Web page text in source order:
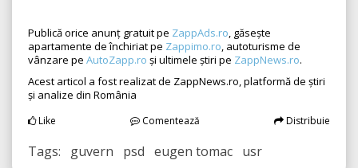
Publică orice anunț gratuit pe ZappAds.ro, găsește
apartamente de închiriat pe Zappimo.ro, autoturisme de
vânzare pe AutoZapp.ro și ultimele știri pe ZappNews.ro.
Acest articol a fost realizat de ZappNews.ro, platformă de știri
și analize din România
Like Comentează Distribuie
Tags: guvern psd eugen tomac usr